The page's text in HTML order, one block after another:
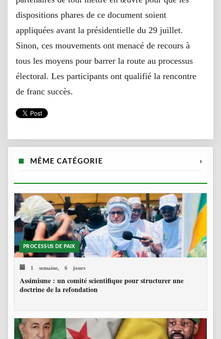
dispositions phares de ce document soient
appliquées avant la présidentielle du 29 juillet.
Sinon, ces mouvements ont menacé de recours à
tous les moyens pour barrer la route au processus
électoral. Les participants ont qualifié la rencontre
de franc succès.
MÊME CATÉGORIE ›
PROCESSUS DE PAIX
1 semaine, 6 jours
Assimisme : un comité scientifique pour structurer une
doctrine de la refondation